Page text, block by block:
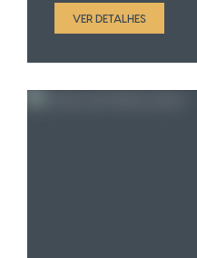
VER DETALHES